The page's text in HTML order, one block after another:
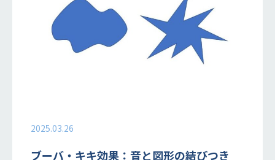
2025.03.26
ブーバ・キキ効果：音と図形の結びつき